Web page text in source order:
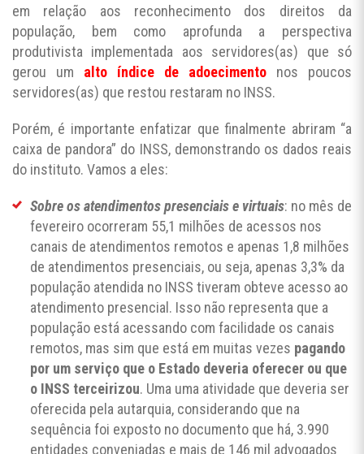
em relação aos reconhecimento dos direitos da
população, bem como aprofunda a perspectiva
produtivista implementada aos servidores(as) que só
gerou um alto índice de adoecimento nos poucos
servidores(as) que restou restaram no INSS.
Porém, é importante enfatizar que finalmente abriram “a
caixa de pandora” do INSS, demonstrando os dados reais
do instituto. Vamos a eles:
Sobre os atendimentos presenciais e virtuais: no mês de
fevereiro ocorreram 55,1 milhões de acessos nos
canais de atendimentos remotos e apenas 1,8 milhões
de atendimentos presenciais, ou seja, apenas 3,3% da
população atendida no INSS tiveram obteve acesso ao
atendimento presencial. Isso não representa que a
população está acessando com facilidade os canais
remotos, mas sim que está em muitas vezes pagando
por um serviço que o Estado deveria oferecer ou que
o INSS terceirizou. Uma uma atividade que deveria ser
oferecida pela autarquia, considerando que na
sequência foi exposto no documento que há, 3.990
entidades conveniadas e mais de 146 mil advogados